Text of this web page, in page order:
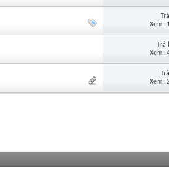
Xem:
Trả
Xem:
Xem: